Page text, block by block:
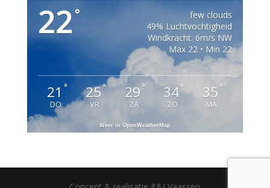
22 °
few clouds
49% Luchtvochtigheid
Windkracht: 6m/s NW
Max 22 • Min 22
21 °
DO
25°
VR
29 °
ZA
34°
ZO
35 °
MA
Weer in OpenWeatherMap